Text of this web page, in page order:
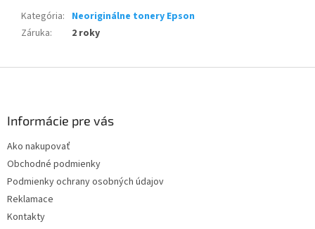
Kategória: Neoriginálne tonery Epson
Záruka: 2 roky
Informácie pre vás
Ako nakupovať
Obchodné podmienky
Podmienky ochrany osobných údajov
Reklamace
Kontakty